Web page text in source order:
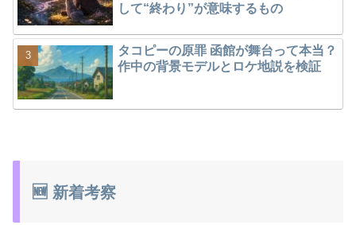
して“終わり”が意味するもの
タコピーの原罪 函館が舞台って本当？
作中の背景モデルとロケ地説を検証
🆕 新着考察